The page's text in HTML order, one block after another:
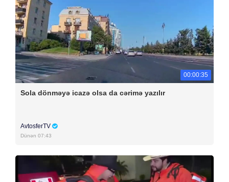
00:00:35
Sola dönməyə icazə olsa da cərimə yazılır
AvtosferTV
Dünən 07:43